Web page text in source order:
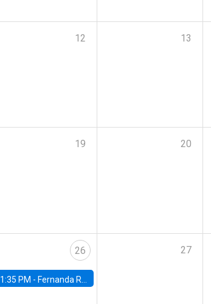
12 13
19 20
26
1:35 PM - Fernanda Rojas Ampuero, University of Wisconsin-Madison
27